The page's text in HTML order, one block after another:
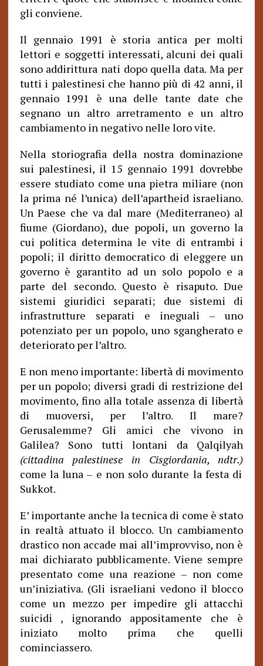
gli conviene.
Il gennaio 1991 è storia antica per molti
lettori e soggetti interessati, alcuni dei quali
sono addirittura nati dopo quella data. Ma per
tutti i palestinesi che hanno più di 42 anni, il
gennaio 1991 è una delle tante date che
segnano un altro arretramento e un altro
cambiamento in negativo nelle loro vite.
Nella storiografia della nostra dominazione
sui palestinesi, il 15 gennaio 1991 dovrebbe
essere studiato come una pietra miliare (non
la prima né l’unica) dell’apartheid israeliano.
Un Paese che va dal mare (Mediterraneo) al
fiume (Giordano), due popoli, un governo la
cui politica determina le vite di entrambi i
popoli; il diritto democratico di eleggere un
governo è garantito ad un solo popolo e a
parte del secondo. Questo è risaputo. Due
sistemi giuridici separati; due sistemi di
infrastrutture separati e ineguali – uno
potenziato per un popolo, uno sgangherato e
deteriorato per l’altro.
E non meno importante: libertà di movimento
per un popolo; diversi gradi di restrizione del
movimento, fino alla totale assenza di libertà
di muoversi, per l’altro. Il mare?
Gerusalemme? Gli amici che vivono in
Galilea? Sono tutti lontani da Qalqilyah
(cittadina palestinese in Cisgiordania, ndtr.)
come la luna – e non solo durante la festa di
Sukkot.
E’ importante anche la tecnica di come è stato
in realtà attuato il blocco. Un cambiamento
drastico non accade mai all’improvviso, non è
mai dichiarato pubblicamente. Viene sempre
presentato come una reazione – non come
un’iniziativa. (Gli israeliani vedono il blocco
come un mezzo per impedire gli attacchi
suicidi , ignorando appositamente che è
iniziato molto prima che quelli
cominciassero.